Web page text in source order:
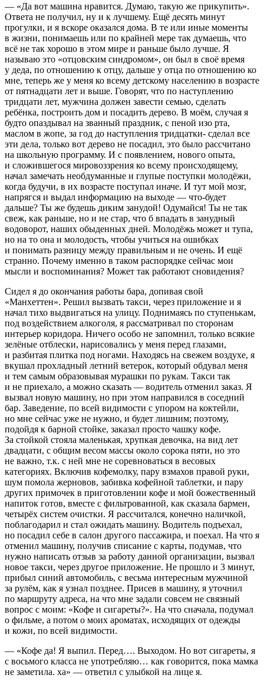
— «Да вот машина нравится. Думаю, такую же прикупить».
Ответа не получил, ну и к лучшему. Ещё десять минут
прогулки, и я вскоре оказался дома. В те или иные моменты
в жизни, понимаешь или по крайней мере так думаешь, что
всё не так хорошо в этом мире и раньше было лучше. Я
называю это «отцовским синдромом», он был в своё время
у деда, по отношению к отцу, дальше у отца по отношению ко
мне, теперь же у меня ко всему детскому населению в возрасте
от пятнадцати лет и выше. Говорят, что по наступлению
тридцати лет, мужчина должен завести семью, сделать
ребёнка, построить дом и посадить дерево. В моём, случая я
будто опаздывал на званный праздник, с пеной изо рта,
маслом в жопе, за год до наступления тридцатки- сделал все
эти дела, только вот дерево не посадил, это было рассчитано
на школьную программу. И с появлением, нового опыта,
и сложившегося мировоззрения ко всему происходящему,
начал замечать необдуманные и глупые поступки молодёжи,
когда будучи, в их возрасте поступал иначе. И тут мой мозг,
напрягся и выдал информацию на выходе — что-будет
дальше? Ты же будешь диким занудой! Одумайся! Ты не так
свеж, как раньше, но и не стар, что б впадать в занудный
водоворот, наших обыденных дней. Молодёжь может и тупа,
но на то она и молодость, чтобы учиться на ошибках
и понимать разницу между правильным и не очень. И ещё
странно. Почему именно в таком распорядке сейчас мои
мысли и воспоминания? Может так работают сновидения?
Сидел я до окончания работы бара, допивая свой
«Манхеттен». Решил вызвать такси, через приложение и я
начал тихо выдвигаться на улицу. Поднимаясь по ступенькам,
под воздействием алкоголя, я рассматривал по сторонам
интерьер коридора. Ничего особо не запомнил, только всякие
зелёные отблески, нарисовались у меня перед глазами,
и разбитая плитка под ногами. Находясь на свежем воздухе, я
вкушал прохладный летний ветерок, который обдувал меня
и тем самым образовывая мурашки по рукам. Такси так
и не приехало, а можно сказать — водитель отменил заказ. Я
вызвал новую машину, но при этом направился в соседний
бар. Заведение, по всей видимости с упором на коктейли,
но мне сейчас уже не нужно, и будет лишним; поэтому,
подойдя к барной стойке, заказал просто чашку кофе.
За стойкой стояла маленькая, хрупкая девочка, на вид лет
двадцати, с общим весом массы около сорока пяти, но это
не важно, т.к. с ней мне не соревноваться в весовых
категориях. Включив кофемолку, пару взмахов правой руки,
шум помола жерновов, забивка кофейной таблетки, и пару
других примочек в приготовлении кофе и мой божественный
напиток готов, вместе с фильтрованной, как сказала бармен,
четырёх систем очистки. Я рассчитался, конечно наличкой,
поблагодарил и стал ожидать машину. Водитель подъехал,
но посадил себе в салон другого пассажира, и поехал. На что я
отменил машину, получив списание с карты, подумав, что
нужно написать отзыв за работу данной организации, вызвал
новое такси, через другое приложение. Не прошло и 3 минут,
прибыл синий автомобиль, с весьма интересным мужчиной
за рулём, как я узнал позднее. Присев в машину, я уточнил
по маршруту адреса, на что мне задали совсем не связный
вопрос с моим: «Кофе и сигареты?». На что сначала, подумал
о фильме, а потом о моих ароматах, исходящих от одежды
и кожи, по всей видимости.
— «Кофе да! Я выпил. Перед…. Выходом. Но вот сигареты, я
с восьмого класса не употребляю… как говорится, пока мамка
не заметила. ха» — ответил с улыбкой на лице я.